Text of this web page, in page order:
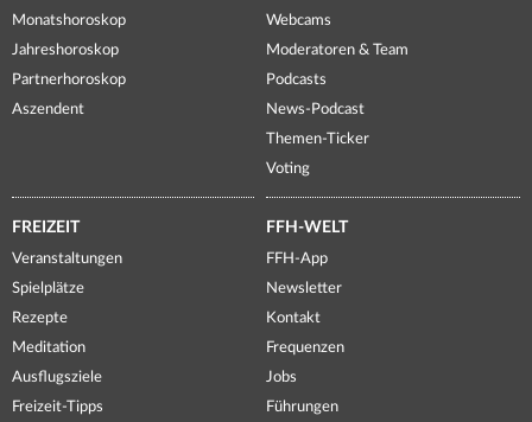
Monatshoroskop
Jahreshoroskop
Partnerhoroskop
Aszendent
Webcams
Moderatoren & Team
Podcasts
News-Podcast
Themen-Ticker
Voting
FREIZEIT
Veranstaltungen
Spielplätze
Rezepte
Meditation
Ausflugsziele
Freizeit-Tipps
FFH-WELT
FFH-App
Newsletter
Kontakt
Frequenzen
Jobs
Führungen